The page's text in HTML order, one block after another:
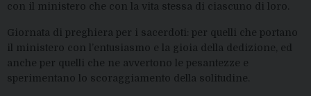
con il ministero che con la vita stessa di ciascuno di loro
Giornata di preghiera per i sacerdoti: per quelli che portano
il ministero con l’entusiasmo e la gioia della dedizione, ed
anche per quelli che ne avvertono le pesantezze e
sperimentano lo scoraggiamento della solitudine.